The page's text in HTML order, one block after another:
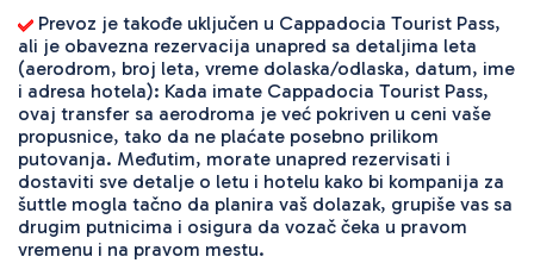
Prevoz je takođe uključen u Cappadocia Tourist Pass,
ali je obavezna rezervacija unapred sa detaljima leta
(aerodrom, broj leta, vreme dolaska/odlaska, datum, ime
i adresa hotela): Kada imate Cappadocia Tourist Pass,
ovaj transfer sa aerodroma je već pokriven u ceni vaše
propusnice, tako da ne plaćate posebno prilikom
putovanja. Međutim, morate unapred rezervisati i
dostaviti sve detalje o letu i hotelu kako bi kompanija za
šuttle mogla tačno da planira vaš dolazak, grupiše vas sa
drugim putnicima i osigura da vozač čeka u pravom
vremenu i na pravom mestu.